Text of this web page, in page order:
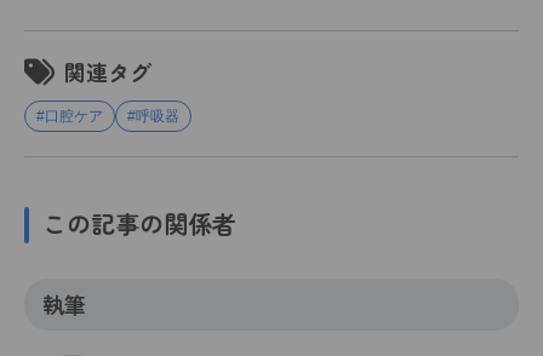
関連タグ
#口腔ケア #呼吸器
この記事の関係者
執筆